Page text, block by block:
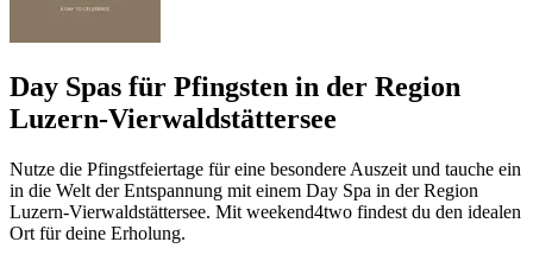
Day Spas für Pfingsten in der Region
Luzern-Vierwaldstättersee
Nutze die Pfingstfeiertage für eine besondere Auszeit und tauche ein
in die Welt der Entspannung mit einem Day Spa in der Region
Luzern-Vierwaldstättersee. Mit weekend4two findest du den idealen
Ort für deine Erholung.